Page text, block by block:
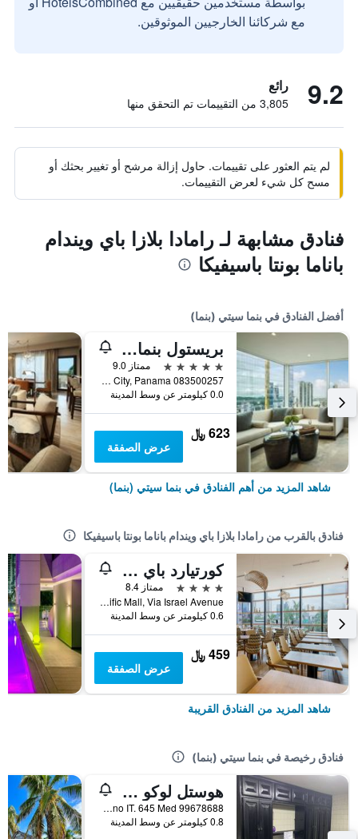
مع شركائنا الخارجيين الموثوقين.
9.2 رائع
3,805 من التقييمات تم التحقق منها
لم يتم العثور على تقييمات. حاول إزالة مرشح أو تغيير بحثك أو
مسح كل شيء لعرض التقييمات.
فنادق مشابهة لـ رامادا بلازا باي ويندام
باناما بونتا باسيفيكا
أفضل الفنادق في بنما سيتي (بنما)
بريستول بنما، إيه ريجيستري كوليكشن هوتل
5 نجوم
ممتاز 9.0
083500257 Avenida Aquilino de la Guardia (C/ Aquilino de la Guardia) Panama City, Panama, بنما سيتي (بنما), بنما
0.0 كيلومتر عن وسط المدينة
623 ﷼
عرض الصفقة
شاهد المزيد من أهم الفنادق في بنما سيتي (بنما)
فنادق بالقرب من رامادا بلازا باي ويندام باناما بونتا باسيفيكا
كورتيارد باي ماريوت باناما مالتي بلازا مول
4 نجوم
ممتاز 8.4
Multiplaza Pacific Mall, Via Israel Avenue, بنما سيتي (بنما), بنما
0.6 كيلومتر عن وسط المدينة
459 ﷼
عرض الصفقة
شاهد المزيد من الفنادق القريبة
فنادق رخيصة في بنما سيتي (بنما)
هوستل لوكو كوكو لوكو
Bella Vista,Campo Alegre 10600 N 5A Consul Finl Poste 5B 05 22 51 Distr. En Mano IT. 645 Med 99678688, بنما سيتي (بنما), بنما
0.8 كيلومتر عن وسط المدينة